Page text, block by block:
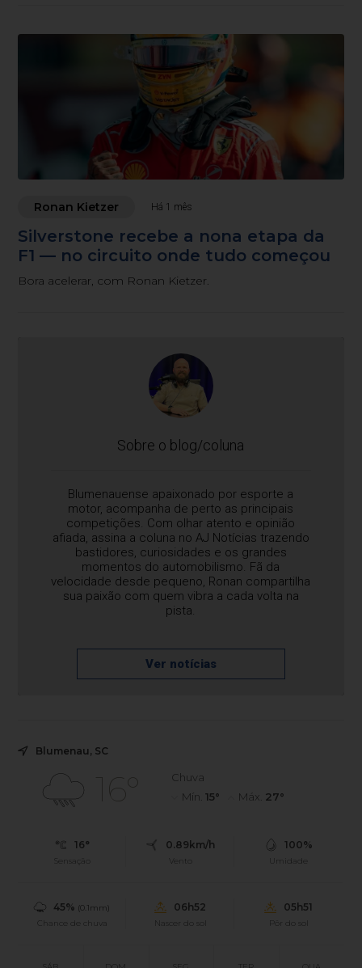
Ronan Kietzer Há 1 mês
Silverstone recebe a nona etapa da
F1 — no circuito onde tudo começou
Bora acelerar, com Ronan Kietzer.
Sobre o blog/coluna
Blumenauense apaixonado por esporte a
motor, acompanha de perto as principais
competições. Com olhar atento e opinião
afiada, assina a coluna no AJ Notícias trazendo
bastidores, curiosidades e os grandes
momentos do automobilismo. Fã da
velocidade desde pequeno, Ronan compartilha
sua paixão com quem vibra a cada volta na
pista.
Ver notícias
Blumenau, SC
16°
Chuva
Mín. 15° Máx. 27°
16°
Sensação
0.89km/h
Vento
100%
Umidade
45% (0.1mm)
Chance de chuva
06h52
Nascer do sol
05h51
Pôr do sol